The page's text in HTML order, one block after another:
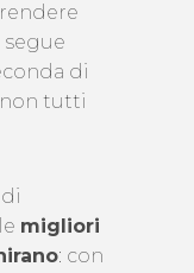
di
tutti
migliori
: con